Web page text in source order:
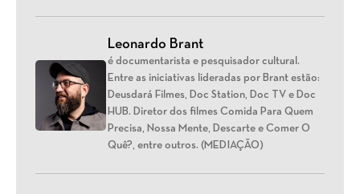
Leonardo Brant
é documentarista e pesquisador cultural.
Entre as iniciativas lideradas por Brant estão:
Deusdará Filmes, Doc Station, Doc TV e Doc
HUB. Diretor dos filmes Comida Para Quem
Precisa, Nossa Mente, Descarte e Comer O
Quê?, entre outros. (MEDIAÇÃO)